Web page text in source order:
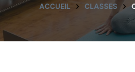
c
o
n
ACCUEIL CLASSES